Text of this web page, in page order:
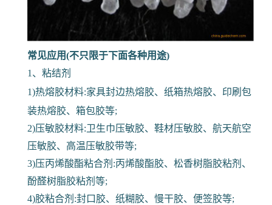
常见应用(不只限于下面各种用途)
1、粘结剂
1)热熔胶材料:家具封边热熔胶、纸箱热熔胶、印刷包
装热熔胶、箱包胶等;
2)压敏胶材料:卫生巾压敏胶、鞋材压敏胶、航天航空
压敏胶、高温压敏胶带等;
3)压丙烯酸酯粘合剂:丙烯酸酯胶、松香树脂胶粘剂、
酚醛树脂胶粘剂等;
4)胶粘合剂:封口胶、纸糊胶、慢干胶、便签胶等;